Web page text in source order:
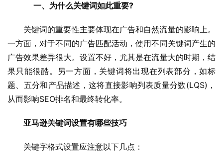
一、为什么关键词如此重要?
关键词的重要性主要体现在广告和自然流量的影响上。
一方面，对于不同的广告匹配活动，使用不同关键词产生的
广告效果差异很大。设置不好，尤其是在流量大的时期，结
果只能很酷。另一方面，关键词将出现在列表部分，如标
题、五分和产品描述，这将直接影响列表质量分数(LQS)，
从而影响SEO排名和最终转化率。
亚马逊关键词设置有哪些技巧
关键字格式设置应注意以下几点：